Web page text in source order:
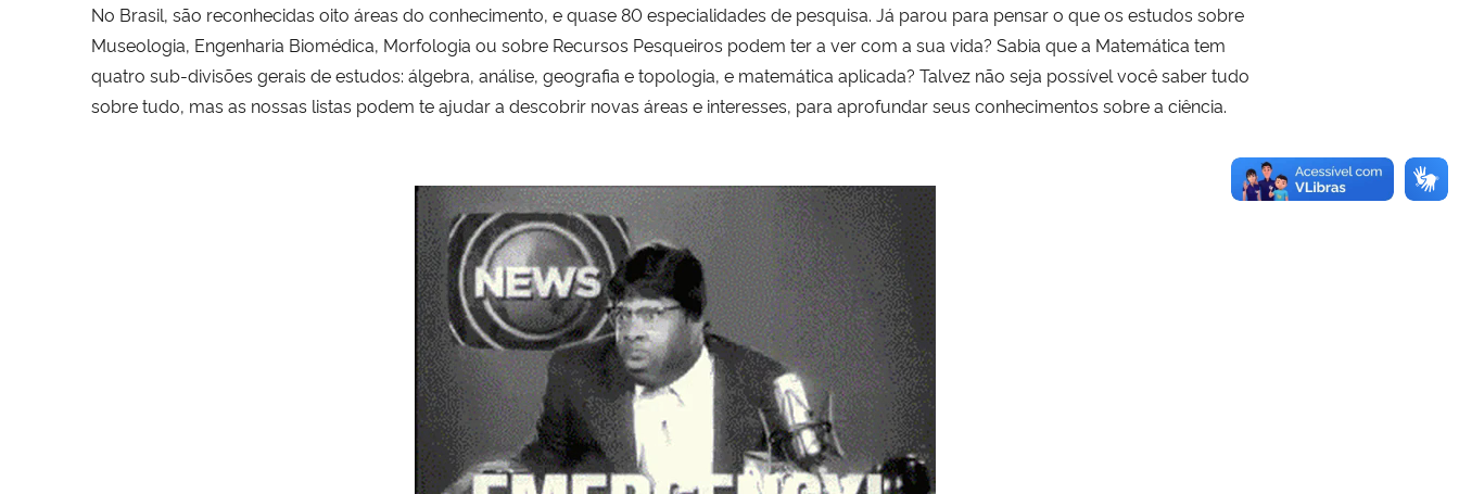
No Brasil, são reconhecidas oito áreas do conhecimento, e quase 80 especialidades de pesquisa. Já parou para pensar o que os estudos sobre
Museologia, Engenharia Biomédica, Morfologia ou sobre Recursos Pesqueiros podem ter a ver com a sua vida? Sabia que a Matemática tem
quatro sub-divisões gerais de estudos: álgebra, análise, geografia e topologia, e matemática aplicada? Talvez não seja possível você saber tudo
sobre tudo, mas as nossas listas podem te ajudar a descobrir novas áreas e interesses, para aprofundar seus conhecimentos sobre a ciência.